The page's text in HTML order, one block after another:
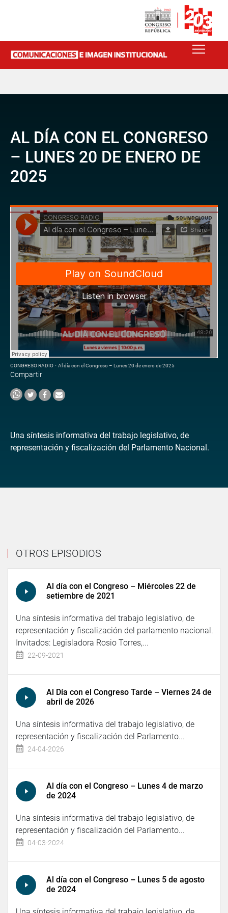
AL DÍA CON EL CONGRESO
– LUNES 20 DE ENERO DE
2025
CONGRESO RADIO · Al día con el Congreso – Lunes 20 de enero de 2025
Compartir
Una síntesis informativa del trabajo legislativo, de
representación y fiscalización del Parlamento Nacional.
OTROS EPISODIOS
Al día con el Congreso – Miércoles 22 de
setiembre de 2021
Una síntesis informativa del trabajo legislativo, de
representación y fiscalización del parlamento nacional.
Invitados: Legisladora Rosio Torres,...
22-09-2021
Al Día con el Congreso Tarde – Viernes 24 de
abril de 2026
Una síntesis informativa del trabajo legislativo, de
representación y fiscalización del Parlamento...
24-04-2026
Al día con el Congreso – Lunes 4 de marzo
de 2024
Una síntesis informativa del trabajo legislativo, de
representación y fiscalización del Parlamento...
04-03-2024
Al día con el Congreso – Lunes 5 de agosto
de 2024